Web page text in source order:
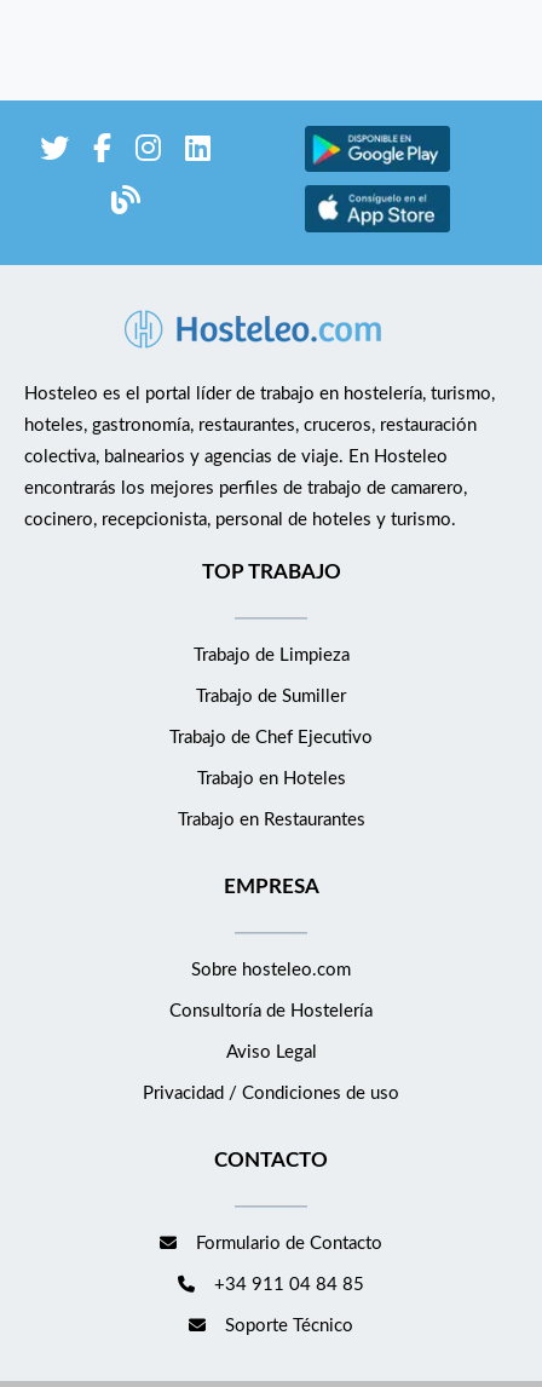
Hosteleo es el portal líder de trabajo en hostelería, turismo,
hoteles, gastronomía, restaurantes, cruceros, restauración
colectiva, balnearios y agencias de viaje. En Hosteleo
encontrarás los mejores perfiles de trabajo de camarero,
cocinero, recepcionista, personal de hoteles y turismo.
TOP TRABAJO
Trabajo de Limpieza
Trabajo de Sumiller
Trabajo de Chef Ejecutivo
Trabajo en Hoteles
Trabajo en Restaurantes
EMPRESA
Sobre hosteleo.com
Consultoría de Hostelería
Aviso Legal
Privacidad / Condiciones de uso
CONTACTO
Formulario de Contacto
+34 911 04 84 85
Soporte Técnico